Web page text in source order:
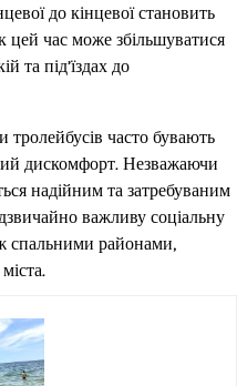
до кінцевої становить
час може збільшуватися
та під’їздах до
тролейбусів часто бувають
дискомфорт. Незважаючи
надійним та затребуваним
важливу соціальну
спальними районами,